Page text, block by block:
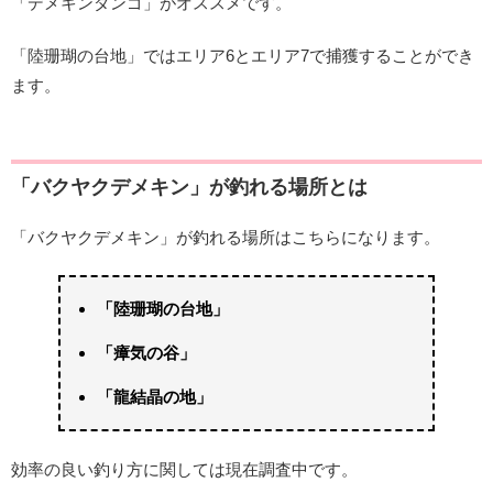
「陸珊瑚の台地」ではエリア6とエリア7で捕獲することができ
ます。
「バクヤクデメキン」が釣れる場所とは
「バクヤクデメキン」が釣れる場所はこちらになります。
「陸珊瑚の台地」
「瘴気の谷」
「龍結晶の地」
効率の良い釣り方に関しては現在調査中です。